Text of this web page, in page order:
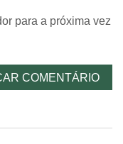
para a próxima vez